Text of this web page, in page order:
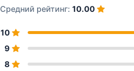
Средний рейтинг: 10.00
10
9
8